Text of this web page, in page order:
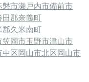
磐市瀬戸内市備前市
田郡奈義町
郡久米南町
笠岡市玉野市津山市
中区岡山市北区岡山市